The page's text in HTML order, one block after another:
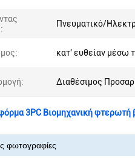
Πνευματικό/
κατ' ευθείαν μέσω
Διαθέσιμος
3PC Βιομηχανική
φωτογραφίες